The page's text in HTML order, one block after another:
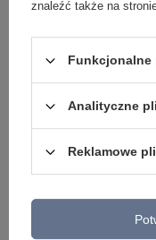
znaleźć także na
Funkcjonalne
Analityczne
Reklamowe